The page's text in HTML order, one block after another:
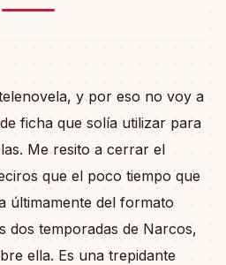
y por eso no voy a
ficha que solía utilizar para
Me resito a cerrar el
que el poco tiempo que
últimamente del formato
dos temporadas de Narcos,
ella. Es una trepidante